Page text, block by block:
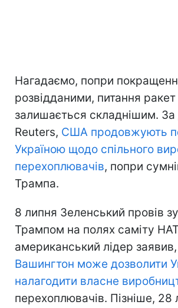
Нагадаємо, попри
розвідданими, питання
залишається складнішим.
Reuters, США продовжують
Україною щодо спільного
перехоплювачів, попри
Трампа.
8 липня Зеленський провів
Трампом на полях саміту
американський лідер
Вашингтон може дозволити
налагодити власне
перехоплювачів. Пізніше, 28